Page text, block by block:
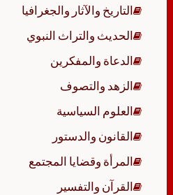
التاريخ والآثار والجغرافيا
الحديث والتراث النبوي
الدعاة والمفكرين
الزهد والتصوف
العلوم السياسية
القانون والدستور
المرأة وقضايا المجتمع
القرآن والتفسير